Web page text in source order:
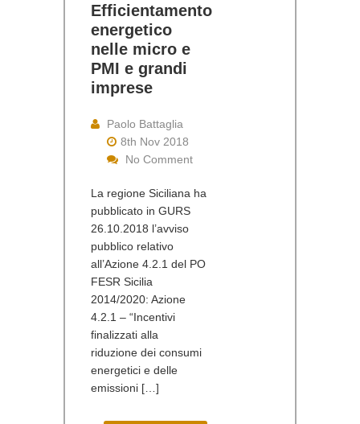
Efficientamento
energetico
nelle micro e
PMI e grandi
imprese
Paolo Battaglia
8th Nov 2018
No Comment
La regione Siciliana ha
pubblicato in GURS
26.10.2018 l’avviso
pubblico relativo
all’Azione 4.2.1 del PO
FESR Sicilia
2014/2020: Azione
4.2.1 – “Incentivi
finalizzati alla
riduzione dei consumi
energetici e delle
emissioni […]